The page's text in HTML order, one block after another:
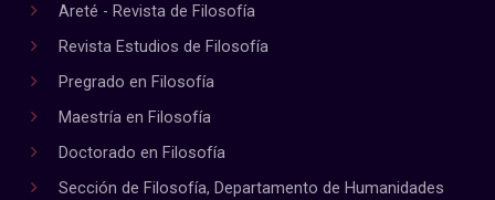
Areté - Revista de Filosofía
Revista Estudios de Filosofía
Pregrado en Filosofía
Maestría en Filosofía
Doctorado en Filosofía
Sección de Filosofía, Departamento de Humanidades